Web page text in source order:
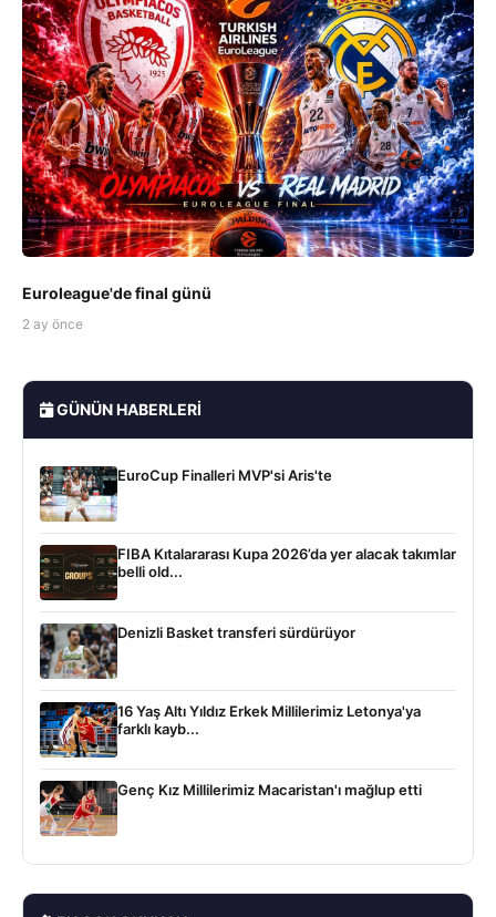
Euroleague'de final günü
2 ay önce
GÜNÜN HABERLERI
EuroCup Finalleri MVP'si Aris'te
FIBA Kıtalararası Kupa 2026’da yer alacak takımlar
belli old...
Denizli Basket transferi sürdürüyor
16 Yaş Altı Yıldız Erkek Millilerimiz Letonya'ya
farklı kayb...
Genç Kız Millilerimiz Macaristan'ı mağlup etti